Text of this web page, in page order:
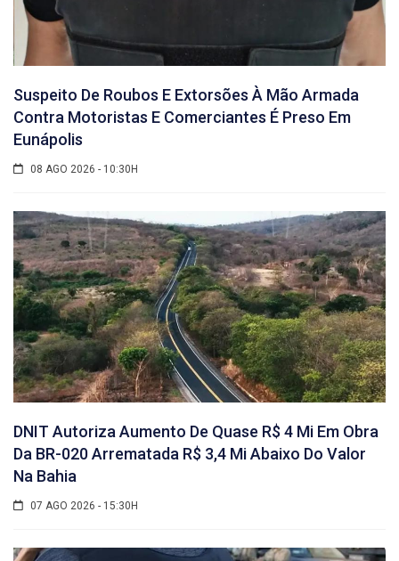
Suspeito De Roubos E Extorsões À Mão Armada
Contra Motoristas E Comerciantes É Preso Em
Eunápolis
08 AGO 2026 - 10:30H
DNIT Autoriza Aumento De Quase R$ 4 Mi Em Obra
Da BR-020 Arrematada R$ 3,4 Mi Abaixo Do Valor
Na Bahia
07 AGO 2026 - 15:30H